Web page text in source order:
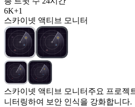
6K+1
스카이넷 액티브 모니터
스카이넷 액티브 모니터 주요 프로젝
니터링하여 보안 인식을 강화합니다.